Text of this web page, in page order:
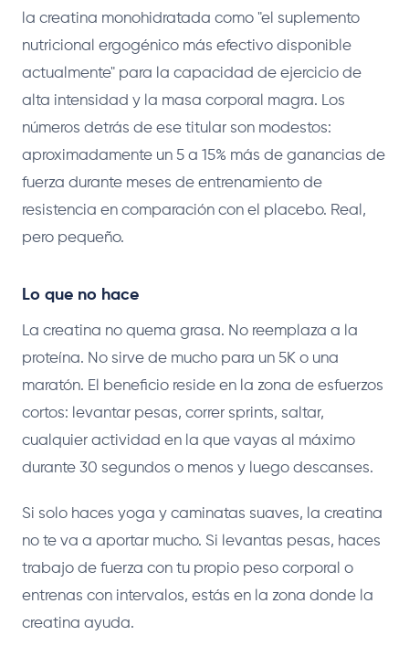
la creatina monohidratada como "el suplemento
nutricional ergogénico más efectivo disponible
actualmente" para la capacidad de ejercicio de
alta intensidad y la masa corporal magra. Los
números detrás de ese titular son modestos:
aproximadamente un 5 a 15% más de ganancias de
fuerza durante meses de entrenamiento de
resistencia en comparación con el placebo. Real,
pero pequeño.
Lo que no hace
La creatina no quema grasa. No reemplaza a la
proteína. No sirve de mucho para un 5K o una
maratón. El beneficio reside en la zona de esfuerzos
cortos: levantar pesas, correr sprints, saltar,
cualquier actividad en la que vayas al máximo
durante 30 segundos o menos y luego descanses.
Si solo haces yoga y caminatas suaves, la creatina
no te va a aportar mucho. Si levantas pesas, haces
trabajo de fuerza con tu propio peso corporal o
entrenas con intervalos, estás en la zona donde la
creatina ayuda.